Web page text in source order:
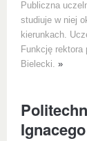
Publiczna
studiuje w niej
kierunkach.
Funkcję rektora
Bielecki. »